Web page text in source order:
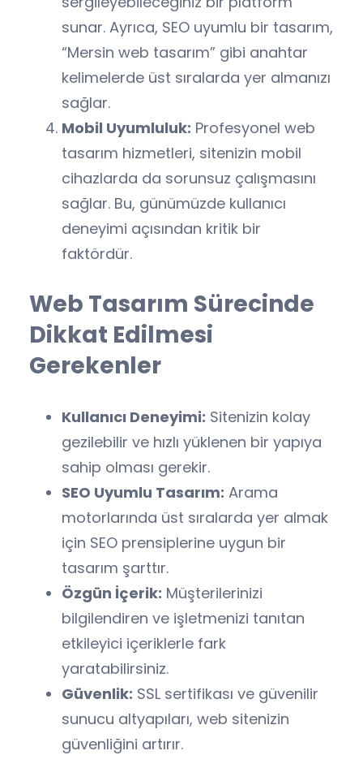
sunar. Ayrıca, SEO uyumlu bir tasarım,
“Mersin web tasarım” gibi anahtar
kelimelerde üst sıralarda yer almanızı
sağlar.
Mobil Uyumluluk: Profesyonel web
tasarım hizmetleri, sitenizin mobil
cihazlarda da sorunsuz çalışmasını
sağlar. Bu, günümüzde kullanıcı
deneyimi açısından kritik bir
faktördür.
Web Tasarım Sürecinde
Dikkat Edilmesi
Gerekenler
Kullanıcı Deneyimi: Sitenizin kolay
gezilebilir ve hızlı yüklenen bir yapıya
sahip olması gerekir.
SEO Uyumlu Tasarım: Arama
motorlarında üst sıralarda yer almak
için SEO prensiplerine uygun bir
tasarım şarttır.
Özgün İçerik: Müşterilerinizi
bilgilendiren ve işletmenizi tanıtan
etkileyici içeriklerle fark
yaratabilirsiniz.
Güvenlik: SSL sertifikası ve güvenilir
sunucu altyapıları, web sitenizin
güvenliğini artırır.